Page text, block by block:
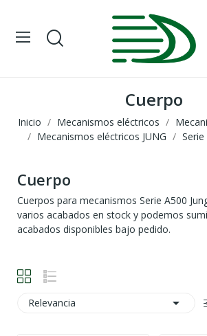
Cuerpo
Inicio Mecanismos eléctricos
Mecanismos eléctricos JUNG
Serie
Cuerpo
Cuerpos para mecanismos Serie A500
varios acabados en stock y podemos
acabados disponibles bajo pedido.
Relevancia 